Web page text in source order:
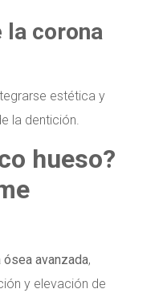
la corona
estética y
la dentición.
hueso?
ósea avanzada,
y elevación de